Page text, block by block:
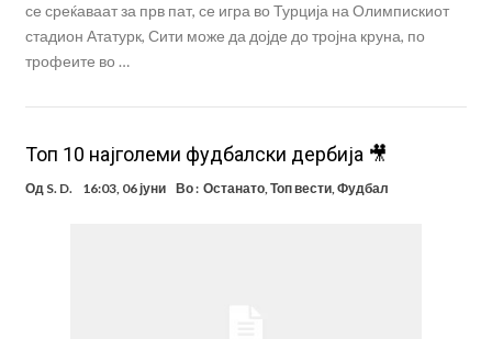
се среќаваат за прв пат, се игра во Турција на Олимпискиот
стадион Ататурк, Сити може да дојде до тројна круна, по
трофеите во …
Топ 10 најголеми фудбалски дербија 🎥
Од S. D. 16:03, 06 јуни Во : Останато,Топ вести,Фудбал